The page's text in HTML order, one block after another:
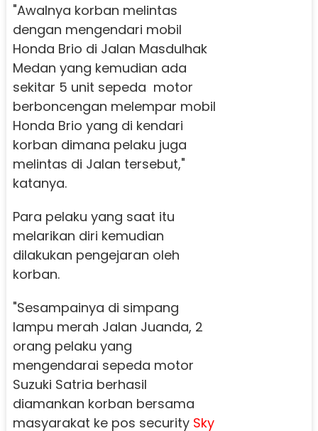
"Awalnya korban melintas
dengan mengendari mobil
Honda Brio di Jalan Masdulhak
Medan yang kemudian ada
sekitar 5 unit sepeda motor
berboncengan melempar mobil
Honda Brio yang di kendari
korban dimana pelaku juga
melintas di Jalan tersebut,"
katanya.
Para pelaku yang saat itu
melarikan diri kemudian
dilakukan pengejaran oleh
korban.
"Sesampainya di simpang
lampu merah Jalan Juanda, 2
orang pelaku yang
mengendarai sepeda motor
Suzuki Satria berhasil
diamankan korban bersama
masyarakat ke pos security Sky